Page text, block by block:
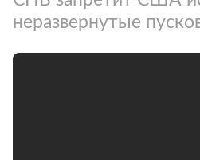
неразвернутые